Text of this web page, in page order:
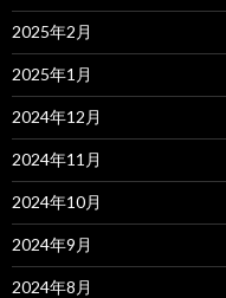
2025年2月
2025年1月
2024年12月
2024年11月
2024年10月
2024年9月
2024年8月